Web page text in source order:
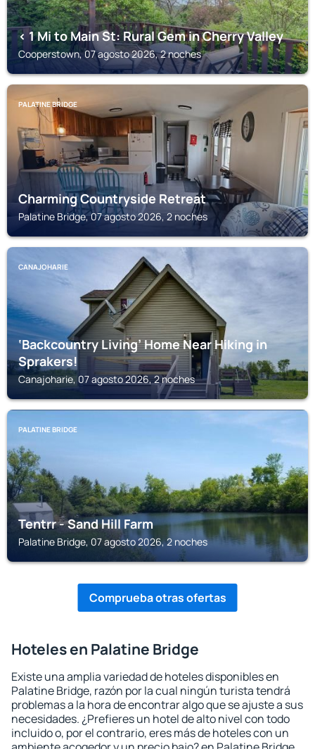
< 1 Mi to Main St: Rural Gem in Cherry Valley
Cooperstown, 07 agosto 2026, 2 noches
PALATINE BRIDGE
Charming Countryside Retreat
Palatine Bridge, 07 agosto 2026, 2 noches
CANAJOHARIE
‘Backcountry Living’ Home Near Hiking in
Sprakers!
Canajoharie, 07 agosto 2026, 2 noches
PALATINE BRIDGE
Tentrr - Sand Hill Farm
Palatine Bridge, 07 agosto 2026, 2 noches
Comprueba otras ofertas
Hoteles en Palatine Bridge
Existe una amplia variedad de hoteles disponibles en
Palatine Bridge, razón por la cual ningún turista tendrá
problemas a la hora de encontrar algo que se ajuste a sus
necesidades. ¿Prefieres un hotel de alto nivel con todo
incluido o, por el contrario, eres más de hoteles con un